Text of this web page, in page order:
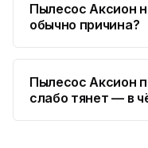
Пылесос Аксион
обычно причина?
Пылесос Аксион
слабо тянет — в